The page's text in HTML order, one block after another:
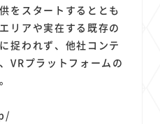
をスタートするととも
リアや実在する既存の
捉われず、他社コンテ
VRプラットフォームの